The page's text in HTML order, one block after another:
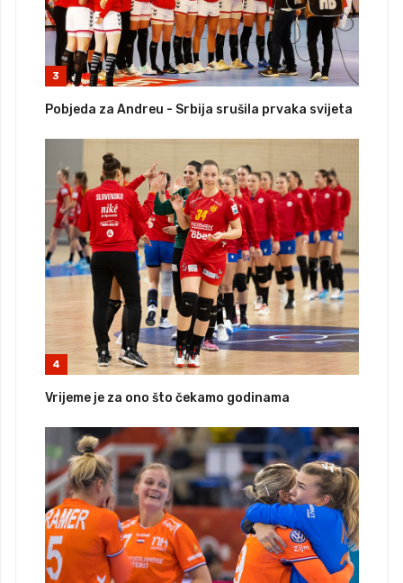
3
Pobjeda za Andreu - Srbija srušila prvaka svijeta
4
Vrijeme je za ono što čekamo godinama